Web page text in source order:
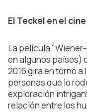
El Teckel en el cine
La película
en algunos países)
2016 gira en torno a
personas que lo
exploración
relación entre los